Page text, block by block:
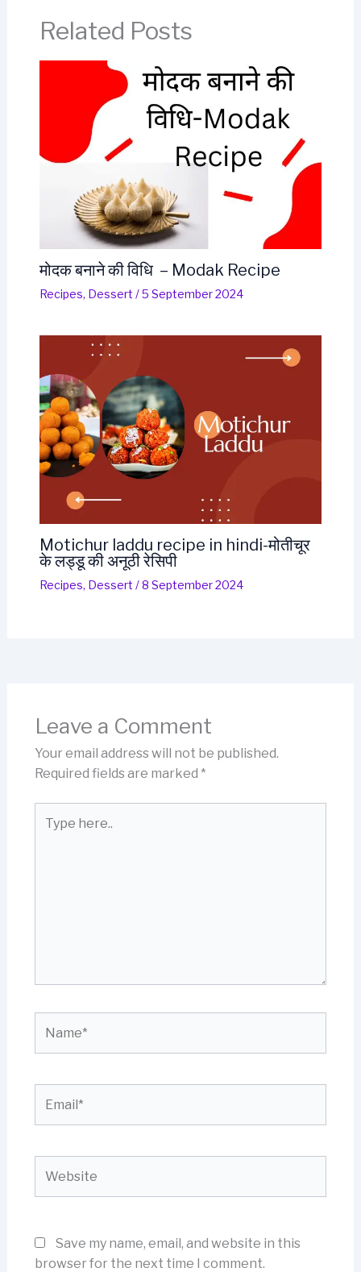
Related Posts
मोदक बनाने की विधि – Modak Recipe
Recipes, Dessert /5 September 2024
Motichur laddu recipe in hindi-मोतीचूर
के लड्डू की अनूठी रेसिपी
Recipes, Dessert /8 September 2024
Leave a Comment
Your email address will not be published.
Required fields are marked *
here..
Save my name, email, and website in this
browser for the next time I comment.